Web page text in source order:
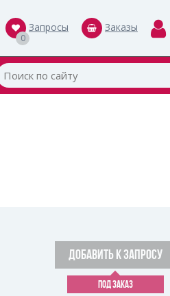
0
Запросы Заказы
ДОБАВИТЬ К ЗАПРОСУ
ПОД ЗАКАЗ